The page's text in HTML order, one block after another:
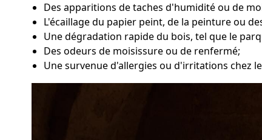
Des apparitions de taches d'humidité ou de
L'écaillage du papier peint, de la peinture ou
Une dégradation rapide du bois, tel que le
Des odeurs de moisissure ou de renfermé;
Une survenue d'allergies ou d'irritations chez